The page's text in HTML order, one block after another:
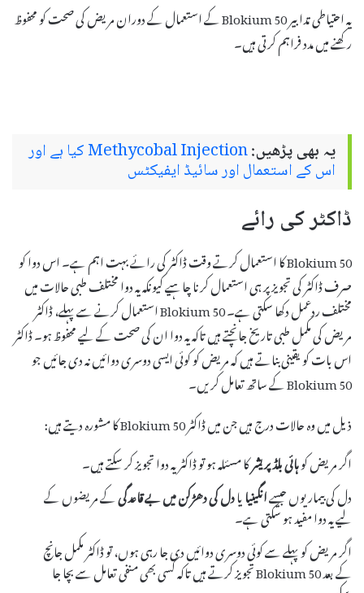
یہ احتیاطی تدابیر Blokium 50 کے استعمال کے دوران مریض کی صحت کو محفوظ
رکھنے میں مدد فراہم کرتی ہیں۔
یہ بھی پڑھیں: Methycobal Injection کیا ہے اور
اس کے استعمال اور سائیڈ ایفیکٹس
ڈاکٹر کی رائے
Blokium 50 کا استعمال کرتے وقت ڈاکٹر کی رائے بہت اہم ہے۔ اس دوا کو
صرف ڈاکٹر کی تجویز پر ہی استعمال کرنا چاہیے کیونکہ یہ دوا مختلف طبی حالات میں
مختلف ردعمل دکھا سکتی ہے۔ Blokium 50 استعمال کرنے سے پہلے، ڈاکٹر
مریض کی مکمل طبی تاریخ جانچتے ہیں تاکہ یہ دوا ان کی صحت کے لیے محفوظ ہو۔ ڈاکٹر
اس بات کو یقینی بناتے ہیں کہ مریض کو کوئی ایسی دوسری دوائیں نہ دی جائیں جو
Blokium 50 کے ساتھ تعامل کریں۔
ذیل میں وہ حالات درج ہیں جن میں ڈاکٹر Blokium 50 کا مشورہ دیتے ہیں:
اگر مریض کوہائی بلڈ پریشرکا مسئلہ ہو تو ڈاکٹر یہ دوا تجویز کر سکتے ہیں۔
دل کی بیماریوں جیسےانگینیایادل کی دھڑکن میں بے قاعدگیکے مریضوں کے
لیے یہ دوا مفید ہو سکتی ہے۔
اگر مریض کو پہلے سے کوئی دوسری دوائیں دی جا رہی ہوں، تو ڈاکٹر مکمل جانچ
کے بعد Blokium 50 تجویز کرتے ہیں تاکہ کسی بھی منفی تعامل سے بچا جا